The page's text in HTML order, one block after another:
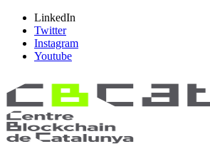
LinkedIn
Twitter
Instagram
Youtube